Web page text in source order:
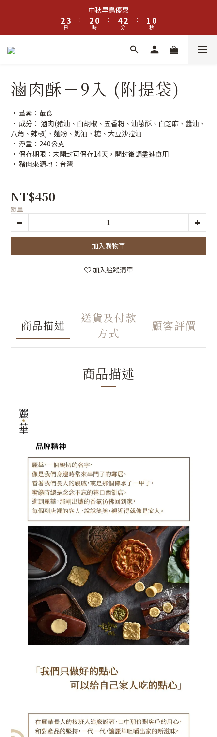
中秋早鳥優惠
2
1
3
2
日
:
3
2
1
1
0
時
:
5
4
3
3
2
1
分
:
0 9
8
6
3
2
秒
滷肉酥－9入 (附提袋)
• 葷素：葷食
• 成分： 滷肉(豬油、白胡椒、五香粉、油蔥酥、白芝麻、醬油、
八角、辣椒)、麵粉、奶油、糖、大豆沙拉油
• 淨重：240公克
• 保存期限：未開封可保存14天，開封後請盡速食用
• 豬肉來源地：台灣
NT$450
數量
加入購物車
加入追蹤清單
商品描述
送貨及付款
方式
顧客評價
商品描述